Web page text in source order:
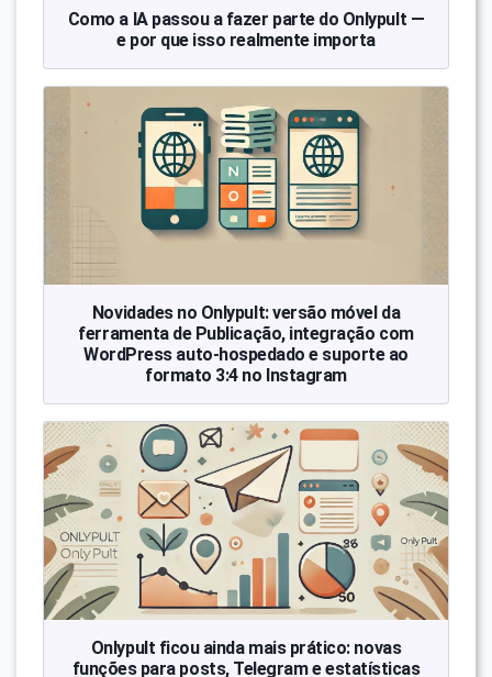
Como a IA passou a fazer parte do Onlypult —
e por que isso realmente importa
Novidades no Onlypult: versão móvel da
ferramenta de Publicação, integração com
WordPress auto-hospedado e suporte ao
formato 3:4 no Instagram
Onlypult ficou ainda mais prático: novas
funções para posts, Telegram e estatísticas